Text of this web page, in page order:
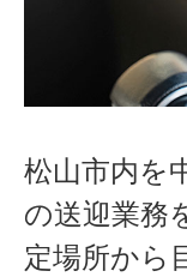
松山市内を
の送迎業務
定場所から